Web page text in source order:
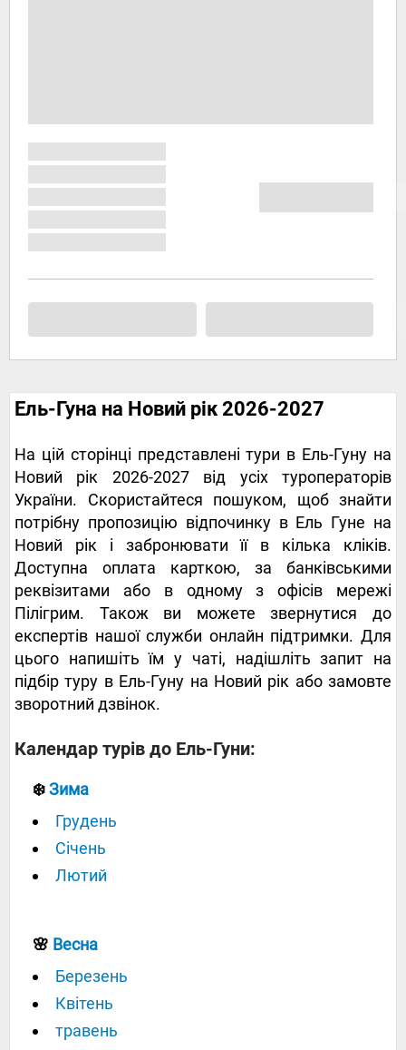
Ель-Гуна на Новий рік 2026-2027
На цій сторінці представлені тури в Ель-Гуну на
Новий рік 2026-2027 від усіх туроператорів
України. Скористайтеся пошуком, щоб знайти
потрібну пропозицію відпочинку в Ель Гуне на
Новий рік і забронювати її в кілька кліків.
Доступна оплата карткою, за банківськими
реквізитами або в одному з офісів мережі
Пілігрим. Також ви можете звернутися до
експертів нашої служби онлайн підтримки. Для
цього напишіть їм у чаті, надішліть запит на
підбір туру в Ель-Гуну на Новий рік або замовте
зворотний дзвінок.
Календар турів до Ель-Гуни:
❄️Зима
Грудень
Січень
Лютий
🌸 Весна
Березень
Квітень
травень